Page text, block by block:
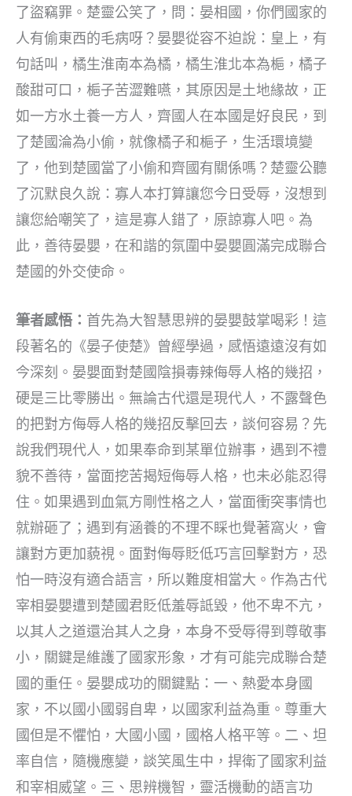
了盜竊罪。楚靈公笑了，問：晏相國，你們國家的
人有偷東西的毛病呀？晏嬰從容不迫說：皇上，有
句話叫，橘生淮南本為橘，橘生淮北本為梔，橘子
酸甜可口，梔子苦澀難嚥，其原因是土地緣故，正
如一方水土養一方人，齊國人在本國是好良民，到
了楚國淪為小偷，就像橘子和梔子，生活環境變
了，他到楚國當了小偷和齊國有關係嗎？楚靈公聽
了沉默良久說：寡人本打算讓您今日受辱，沒想到
讓您給嘲笑了，這是寡人錯了，原諒寡人吧。為
此，善待晏嬰，在和諧的氛圍中晏嬰圓滿完成聯合
楚國的外交使命。
筆者感悟： 首先為大智慧思辨的晏嬰鼓掌喝彩！這
段著名的《晏子使楚》曾經學過，感悟遠遠沒有如
今深刻。晏嬰面對楚國陰損毒辣侮辱人格的幾招，
硬是三比零勝出。無論古代還是現代人，不露聲色
的把對方侮辱人格的幾招反擊回去，談何容易？先
說我們現代人，如果奉命到某單位辦事，遇到不禮
貌不善待，當面挖苦揭短侮辱人格，也未必能忍得
住。如果遇到血氣方剛性格之人，當面衝突事情也
就辦砸了；遇到有涵養的不理不睬也覺著窩火，會
讓對方更加藐視。面對侮辱貶低巧言回擊對方，恐
怕一時沒有適合語言，所以難度相當大。作為古代
宰相晏嬰遭到楚國君貶低羞辱詆毀，他不卑不亢，
以其人之道還治其人之身，本身不受辱得到尊敬事
小，關鍵是維護了國家形象，才有可能完成聯合楚
國的重任。晏嬰成功的關鍵點：一、熱愛本身國
家，不以國小國弱自卑，以國家利益為重。尊重大
國但是不懼怕，大國小國，國格人格平等。二、坦
率自信，隨機應變，談笑風生中，捍衛了國家利益
和宰相威望。三、思辨機智，靈活機動的語言功